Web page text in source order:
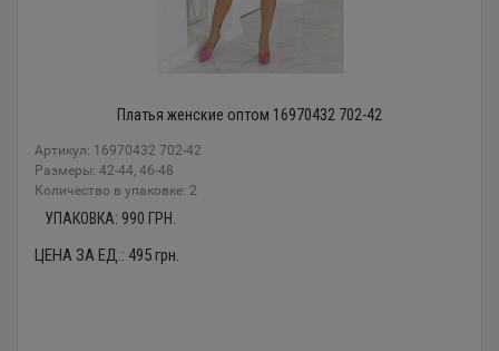
Платья женские оптом 16970432 702-42
Артикул: 16970432 702-42
Размеры: 42-44, 46-48
Количество в упаковке: 2
УПАКОВКА: 990 ГРН.
ЦЕНА ЗА ЕД.: 495грн.